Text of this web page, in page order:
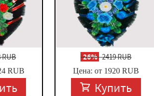
RUB
RUB
-26%2419 RUB
Цена: от 1920 RUB
Купить